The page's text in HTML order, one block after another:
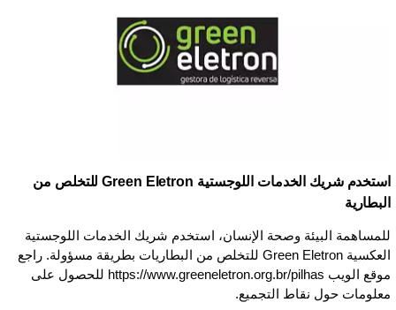
استخدم شريك الخدمات اللوجستية Green Eletron للتخلص من
البطارية
للمساهمة البيئة وصحة الإنسان، استخدم شريك الخدمات اللوجستية
العكسية Green Eletron للتخلص من البطاريات بطريقة مسؤولة. راجع
موقع الويب https://www.greeneletron.org.br/pilhas للحصول على
معلومات حول نقاط التجميع.